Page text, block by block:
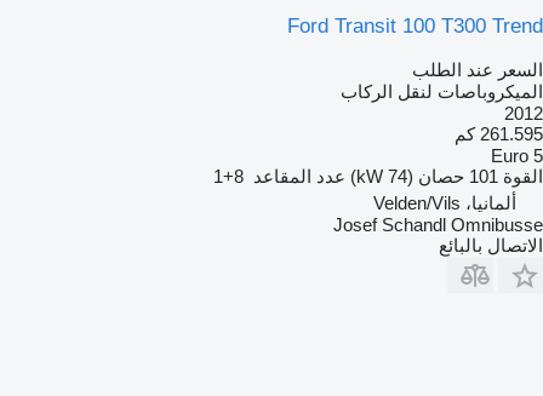
Ford Transit 100 T300 Trend
السعر عند الطلب
الميكروباصات لنقل الركاب
2012
261.595 كم
Euro 5
القوة 101 حصان (74 kW) عدد المقاعد 8+1
ألمانيا، Velden/Vils
Josef Schandl Omnibusse
الاتصال بالبائع